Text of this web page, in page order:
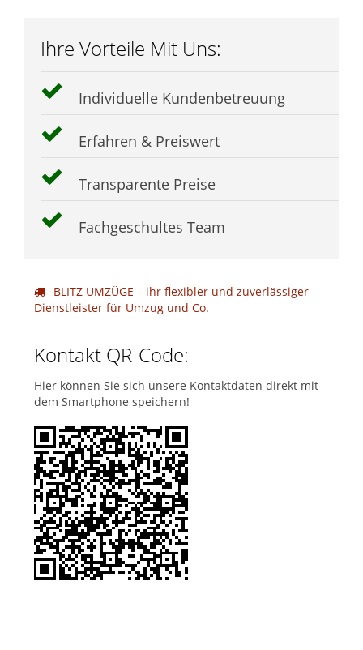
Ihre Vorteile Mit Uns:
Individuelle Kundenbetreuung
Erfahren & Preiswert
Transparente Preise
Fachgeschultes Team
BLITZ UMZÜGE – ihr flexibler und zuverlässiger
Dienstleister für Umzug und Co.
Kontakt QR-Code:
Hier können Sie sich unsere Kontaktdaten direkt mit
dem Smartphone speichern!